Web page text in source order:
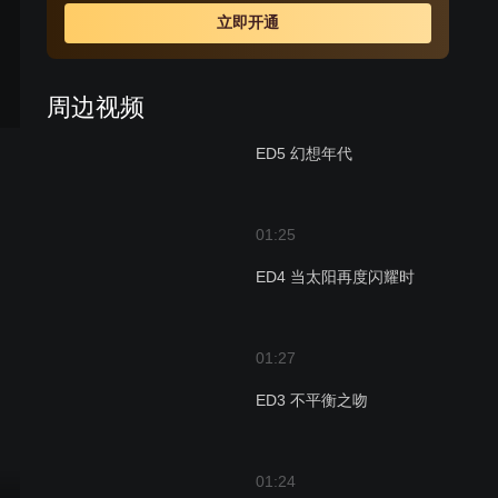
立即开通
周边视频
ED5 幻想年代
01:25
ED4 当太阳再度闪耀时
01:27
ED3 不平衡之吻
01:24